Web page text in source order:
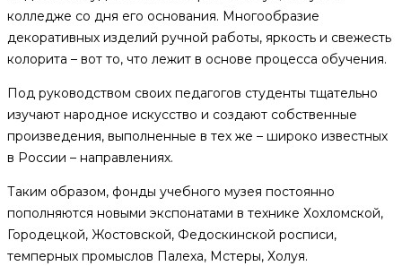
колледже со дня его основания. Многообразие
декоративных изделий ручной работы, яркость и свежесть
колорита – вот то, что лежит в основе процесса обучения.
Под руководством своих педагогов студенты тщательно
изучают народное искусство и создают собственные
произведения, выполненные в тех же – широко известных
в России – направлениях.
Таким образом, фонды учебного музея постоянно
пополняются новыми экспонатами в технике Хохломской,
Городецкой, Жостовской, Федоскинской росписи,
темперных промыслов Палеха, Мстеры, Холуя.